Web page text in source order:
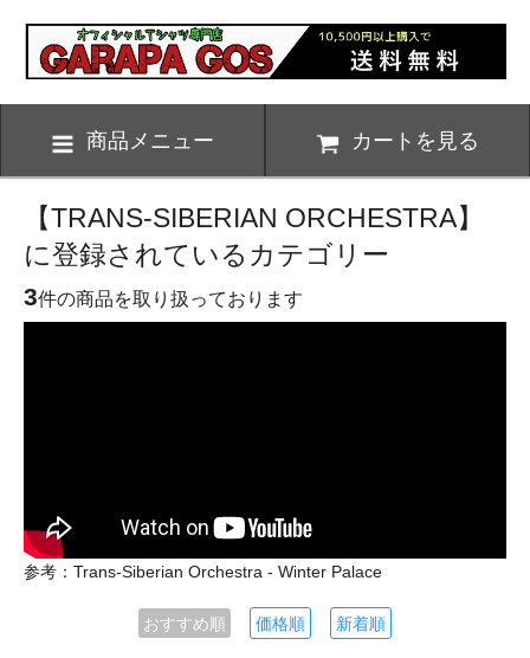
商品メニュー カートを見る
【TRANS-SIBERIAN ORCHESTRA】
に登録されているカテゴリー
3件の商品を取り扱っております
参考：Trans-Siberian Orchestra - Winter Palace
おすすめ順 価格順 新着順